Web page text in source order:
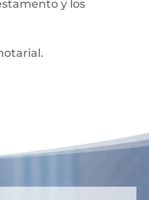
y los